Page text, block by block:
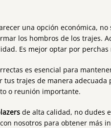
una opción económica,
los hombros de los trajes.
Es mejor optar por
es esencial para
tus trajes de manera
o reunión importante.
de alta calidad, no dudes
con nosotros para obtener más